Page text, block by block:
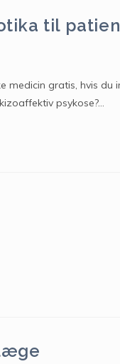
til
medicin gratis, hvis
psykose?…